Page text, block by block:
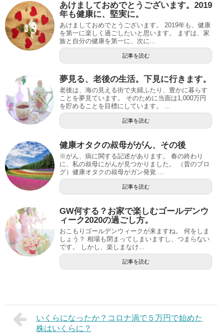
あけましておめでとうございます。2019
年も健康に、堅実に。
あけましておめでとうございます。 2019年も、健康
を第一に楽しく過ごしたいと思います。 まずは、家
族と自分の健康を第一に、次に...
記事を読む
夢見る、老後の生活。下見に行きます。
老後は、海の見える街で夫婦ふたり、豊かに暮らす
ことを夢見ています。 そのために当面は1,000万円
を貯めることを目標にしています。 ...
記事を読む
健康オタクの叔母ががん、その後
※がん、病に関する記述があります。 春の終わり
に、私の叔母にがんが見つかりました。 （昔のブロ
グ）健康オタクの叔母がガン発覚 ...
記事を読む
GW何する？お家で楽しむゴールデンウ
ィーク2020の過ごし方。
おこもりゴールデンウィークが来ますね。 何をしま
しょう？ 相場も閉まってしまいますし、つまらない
です。 しかし、楽しまなけ...
記事を読む
いくらになったか？コロナ渦で５万円で始めた
株はいくらに？